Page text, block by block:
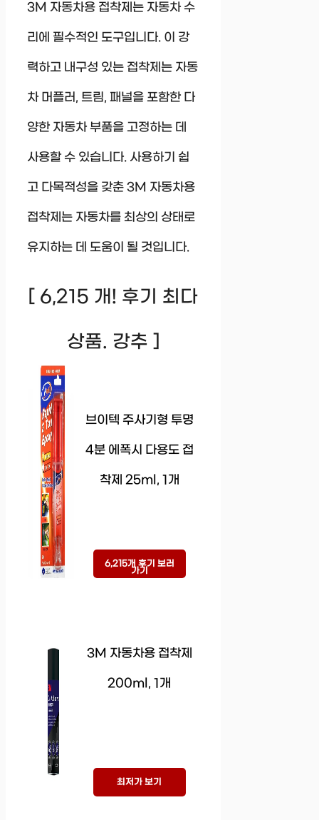
3M 자동차용 접착제는 자동차 수
리에 필수적인 도구입니다. 이 강
력하고 내구성 있는 접착제는 자동
차 머플러, 트림, 패널을 포함한 다
양한 자동차 부품을 고정하는 데
사용할 수 있습니다. 사용하기 쉽
고 다목적성을 갖춘 3M 자동차용
접착제는 자동차를 최상의 상태로
유지하는 데 도움이 될 것입니다.
[ 6,215 개! 후기 최다
상품. 강추 ]
브이텍 주사기형 투명
4분 에폭시 다용도 접
착제 25ml, 1개
6,215개 후기 보러
가기
3M 자동차용 접착제
200ml, 1개
최저가 보기